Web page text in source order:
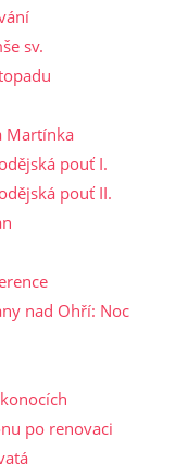
sv.
Martínka
pouť I.
pouť II.
nad Ohří: Noc
po renovaci